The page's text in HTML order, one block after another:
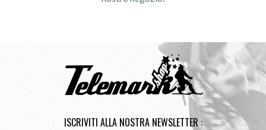
ISCRIVITI ALLA NOSTRA NEWSLETTER :